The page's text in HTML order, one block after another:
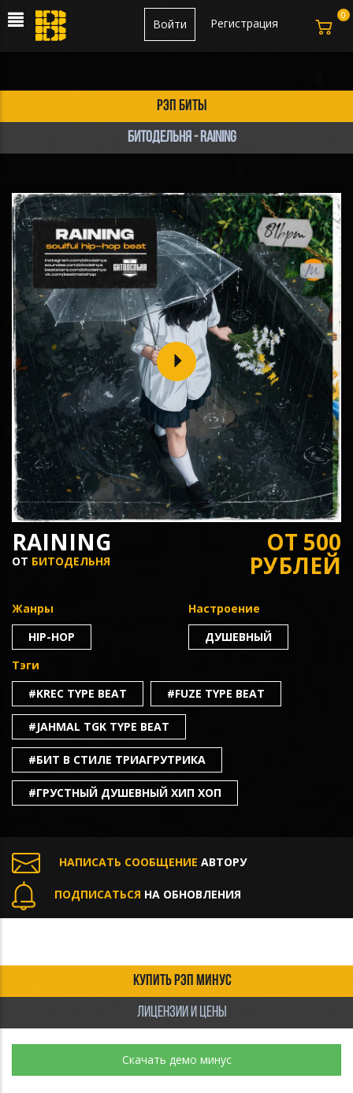
Регистрация
Войти
рэп биты
БИТОДЕЛЬНЯ - Raining
RAINING
ОТ БИТОДЕЛЬНЯ
ОТ 500
РУБЛЕЙ
Жанры
HIP-HOP
Настроение
ДУШЕВНЫЙ
Тэги
#KREC TYPE BEAT
#FUZE TYPE BEAT
#JAHMAL TGK TYPE BEAT
#БИТ В СТИЛЕ ТРИАГРУТРИКА
#ГРУСТНЫЙ ДУШЕВНЫЙ ХИП ХОП
НАПИСАТЬ СООБЩЕНИЕ АВТОРУ
ПОДПИСАТЬСЯ НА ОБНОВЛЕНИЯ
КУПИТЬ РЭП МИНУС
ЛИЦЕНЗИИ И ЦЕНЫ
Скачать демо минус
0